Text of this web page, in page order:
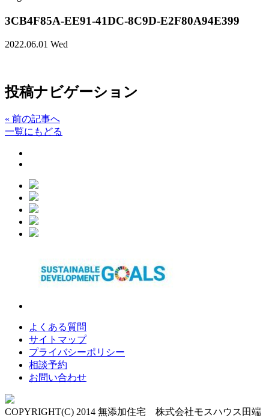
3CB4F85A-EE91-41DC-8C9D-E2F80A94E399
2022.06.01 Wed
投稿ナビゲーション
« 前の記事へ
一覧にもどる
よくある質問
サイトマップ
プライバシーポリシー
相談予約
お問い合わせ
COPYRIGHT(C) 2014 無添加住宅 株式会社モスハウス田端